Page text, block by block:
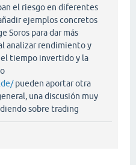
el riesgo en diferentes
ejemplos concretos
Soros para dar más
analizar rendimiento y
tiempo invertido y la
pueden aportar otra
una discusión muy
sobre trading